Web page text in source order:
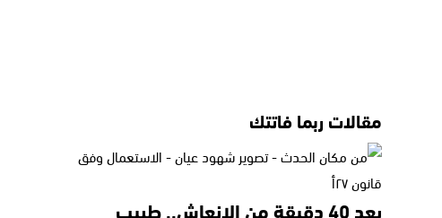
مقالات ربما فاتتك
بعد 40 دقيقة من الإنعاش.. طبيب